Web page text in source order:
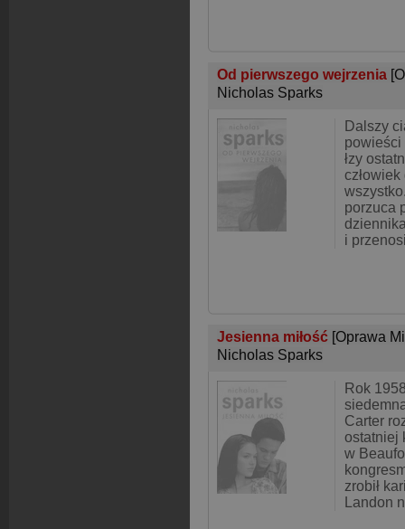
Od pierwszego wejrzenia
Nicholas Sparks
Dalszy
powieści
łzy
porzuca
i
Jesienna miłość [Oprawa
Nicholas Sparks
Rok
Carter
ostatniej
w
zrobił
Landon